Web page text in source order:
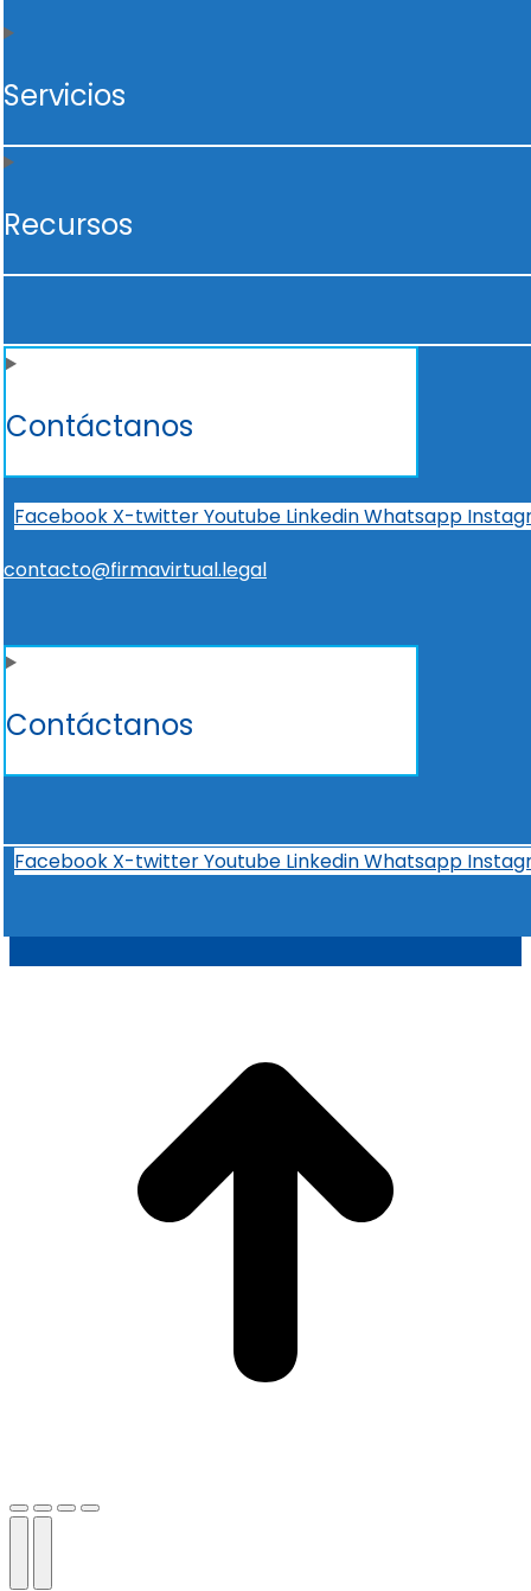
Servicios
Recursos
Contáctanos
Facebook X-twitterYoutube LinkedinWhatsapp
contacto@firmavirtual.legal
Contáctanos
Facebook X-twitterYoutube LinkedinWhatsapp